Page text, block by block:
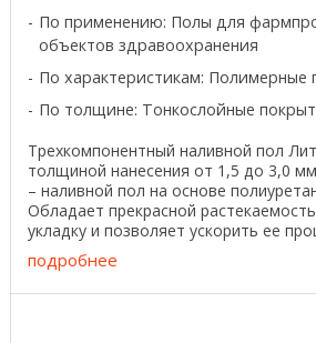
По применению: Полы для
объектов здравоохранения
По характеристикам: Полимерные
По толщине: Тонкослойные
Трехкомпонентный наливной пол
толщиной нанесения от 1,5 до 3,0
– наливной пол на основе
Обладает прекрасной
укладку и позволяет ускорить ее
подробнее